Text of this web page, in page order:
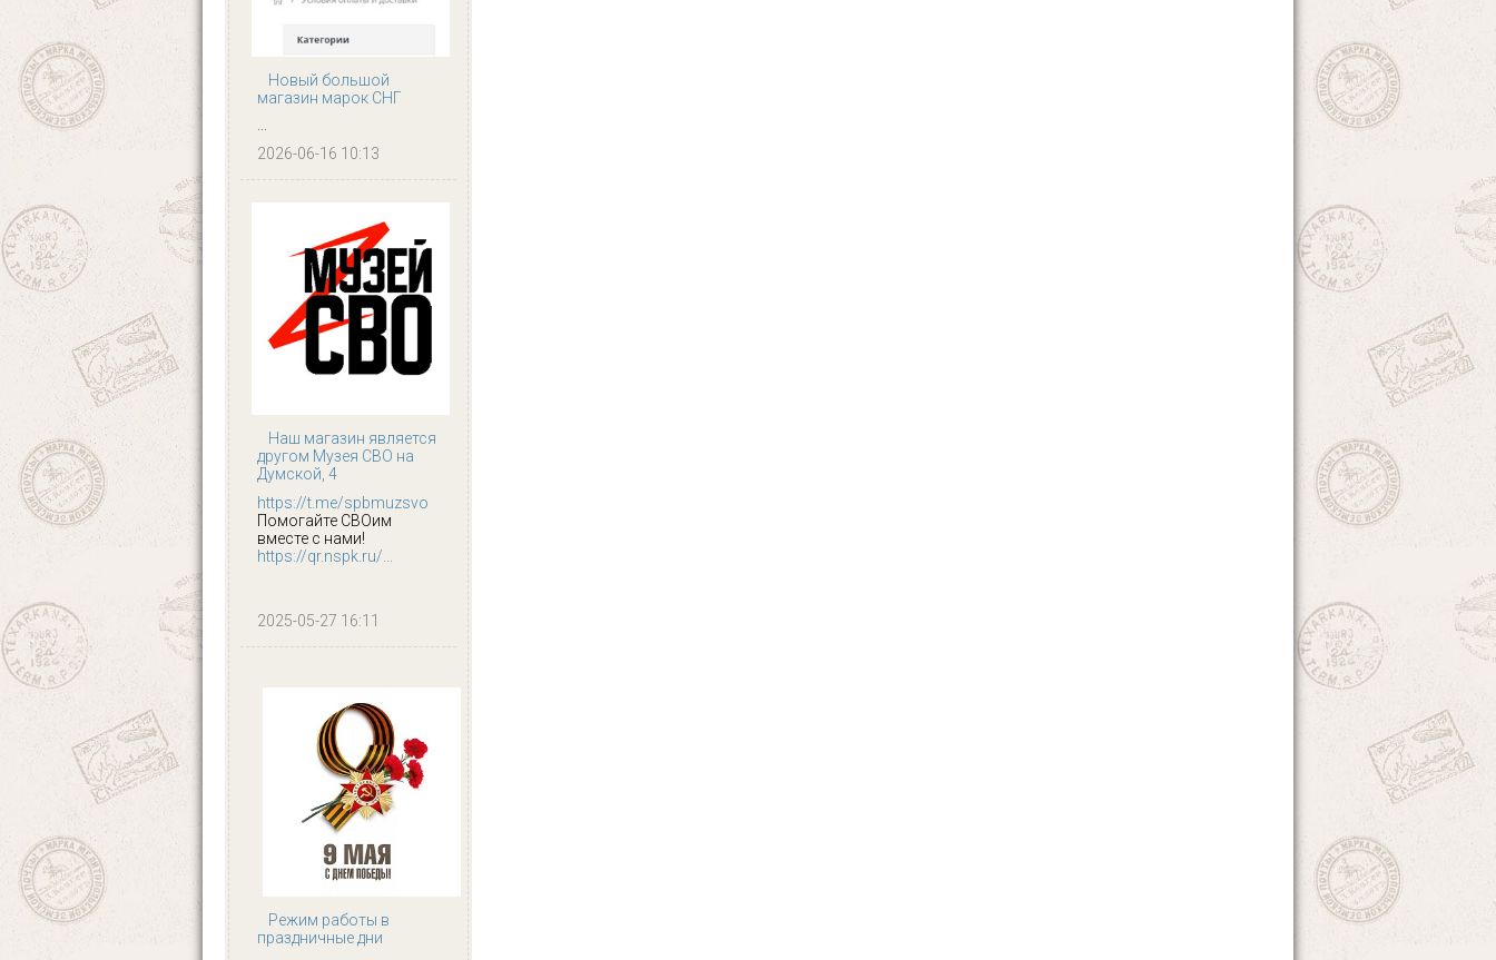
Новый большой
магазин марок СНГ
...
2026-06-16 10:13
Наш магазин является
другом Музея СВО на
Думской, 4
https://t.me/spbmuzsvo
Помогайте СВОим
вместе с нами!
https://qr.nspk.ru/...
2025-05-27 16:11
Режим работы в
праздничные дни